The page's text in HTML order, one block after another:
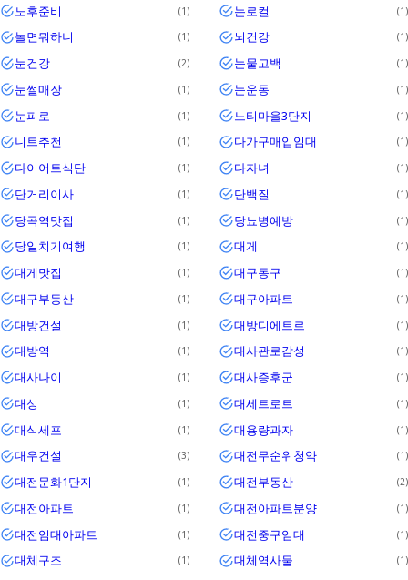
노후준비 1 논로컬 1
놀면뭐하니 1 뇌건강 1
눈건강 2 눈물고백 1
눈썰매장 1 눈운동 1
눈피로 1 느티마을3단지 1
니트추천 1 다가구매입임대 1
다이어트식단 1 다자녀 1
단거리이사 1 단백질 1
당곡역맛집 1 당뇨병예방 1
당일치기여행 1 대게 1
대게맛집 1 대구동구 1
대구부동산 1 대구아파트 1
대방건설 1 대방디에트르 1
대방역 1 대사관로감성 1
대사나이 1 대사증후군 1
대성 1 대세트로트 1
대식세포 1 대용량과자 1
대우건설 3 대전무순위청약 1
대전문화1단지 1 대전부동산 2
대전아파트 1 대전아파트분양 1
대전임대아파트 1 대전중구임대 1
대체구조 1 대체역사물 1